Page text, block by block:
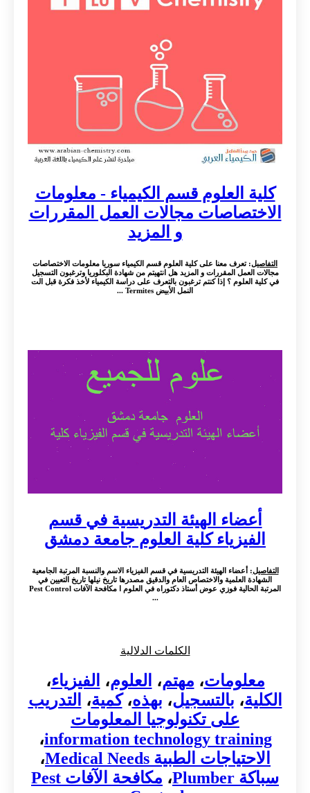
كلية العلوم قسم الكيمياء - معلومات
الاختصاصات مجالات العمل المقررات
و المزيد
التفاصيل: تعرف معنا على كلية العلوم قسم الكيمياء سوريا معلومات الاختصاصات
مجالات العمل المقررات و المزيد هل انتهيتم من شهادة البكلوريا وترغبون التسجيل
في كلية العلوم ؟ إذا كنتم ترغبون بالتعرف على دراسة الكيمياء لأخذ فكرة قبل الت
النمل الأبيض Termites ...
أعضاء الهيئة التدريسية في قسم
الفيزياء كلية العلوم جامعة دمشق
التفاصيل: أعضاء الهيئة التدريسية في قسم الفيزياء الاسم والنسبة المرتبة الجامعية
الشهادة العلمية والاختصاص العام والدقيق مصدرها تاريخ نيلها تاريخ التعيين في
المرتبة الحالية فوزي عوض أستاذ دكتوراه في العلوم ا مكافحة الآفات Pest Control
...
الكلمات الدلالية
معلومات، مهتم، العلوم، الفيزياء،
الكلية، بالتسجيل، بهذه،كمية،
التدريب
على تكنولوجيا المعلومات
information technology training،
الاحتياجات الطبية Medical Needs
،
سباكة Plumber
،
مكافحة الآفات Pest